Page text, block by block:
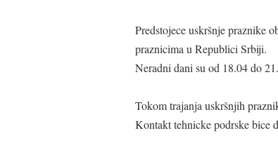
Predstojece uskršnje praznike
praznicima u Republici Srbiji.
Neradni dani su od 18.04 do
Tokom trajanja uskršnjih
Kontakt tehnicke podrske bice